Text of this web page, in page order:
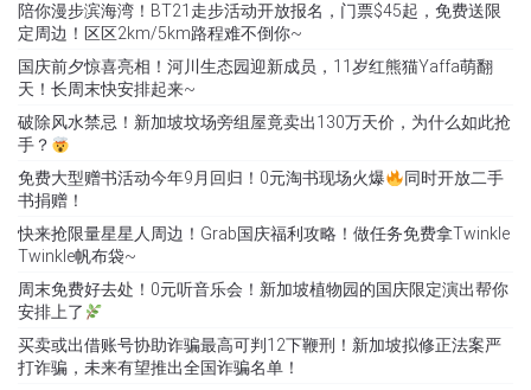
陪你漫步滨海湾！BT21走步活动开放报名，门票$45起，免费送限
定周边！区区2km/5km路程难不倒你~
国庆前夕惊喜亮相！河川生态园迎新成员，11岁红熊猫Yaffa萌翻
天！长周末快安排起来~
破除风水禁忌！新加坡坟场旁组屋竟卖出130万天价，为什么如此抢
手？
免费大型赠书活动今年9月回归！0元淘书现场火爆
同时开放二手
书捐赠！
快来抢限量星星人周边！Grab国庆福利攻略！做任务免费拿Twinkle
Twinkle帆布袋~
周末免费好去处！0元听音乐会！新加坡植物园的国庆限定演出帮你
安排上了
买卖或出借账号协助诈骗最高可判12下鞭刑！新加坡拟修正法案严
打诈骗，未来有望推出全国诈骗名单！